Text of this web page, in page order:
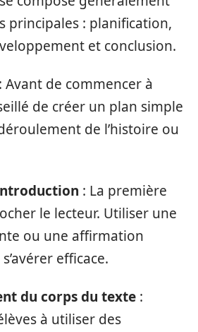
principales : planification,
et conclusion.
: Avant de commencer à
de créer un plan simple
de l’histoire ou
: La première
le lecteur. Utiliser une
ou une affirmation
efficace.
du corps du texte :
à utiliser des